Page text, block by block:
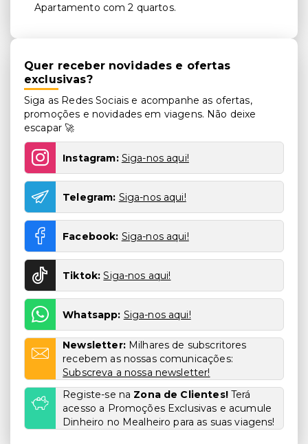
Apartamento com 2 quartos.
Quer receber novidades e ofertas
exclusivas?
Siga as Redes Sociais e acompanhe as ofertas,
promoções e novidades em viagens. Não deixe
escapar 🚀
Instagram: Siga-nos aqui!
Telegram: Siga-nos aqui!
Facebook: Siga-nos aqui!
Tiktok: Siga-nos aqui!
Whatsapp: Siga-nos aqui!
Newsletter: Milhares de subscritores
recebem as nossas comunicações:
Subscreva a nossa newsletter!
Registe-se na Zona de Clientes!Terá
acesso a Promoções Exclusivas e acumule
Dinheiro no Mealheiro para as suas viagens!